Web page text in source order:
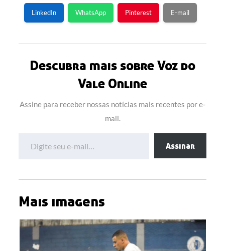
LinkedIn WhatsApp Pinterest E-mail
Descubra mais sobre Voz do
Vale Online
Assine para receber nossas notícias mais recentes por e-
mail.
Assinar
Mais imagens